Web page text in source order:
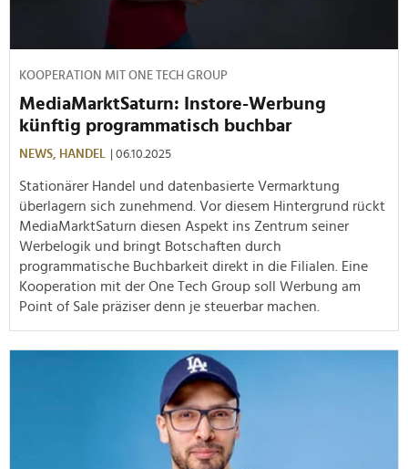
KOOPERATION MIT ONE TECH GROUP
MediaMarktSaturn: Instore-Werbung
künftig programmatisch buchbar
NEWS, HANDEL | 06.10.2025
Stationärer Handel und datenbasierte Vermarktung
überlagern sich zunehmend. Vor diesem Hintergrund rückt
MediaMarktSaturn diesen Aspekt ins Zentrum seiner
Werbelogik und bringt Botschaften durch
programmatische Buchbarkeit direkt in die Filialen. Eine
Kooperation mit der One Tech Group soll Werbung am
Point of Sale präziser denn je steuerbar machen.